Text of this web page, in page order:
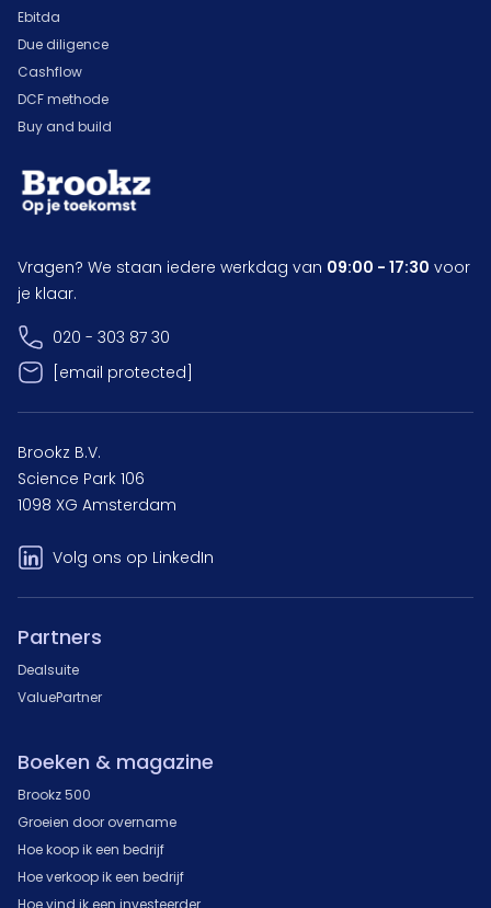
Ebitda
Due diligence
Cashflow
DCF methode
Buy and build
Vragen? We staan iedere werkdag van 09:00 - 17:30 voor
je klaar.
020 - 303 87 30
[email protected]
Brookz B.V.
Science Park 106
1098 XG Amsterdam
Volg ons op LinkedIn
Partners
Dealsuite
ValuePartner
Boeken & magazine
Brookz 500
Groeien door overname
Hoe koop ik een bedrijf
Hoe verkoop ik een bedrijf
Hoe vind ik een investeerder